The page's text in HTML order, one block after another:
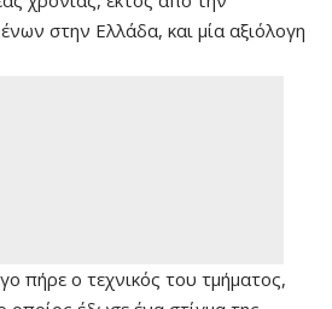
στην Ελλάδα, και μία αξιόλογη
πήρε ο τεχνικός του τμήματος,